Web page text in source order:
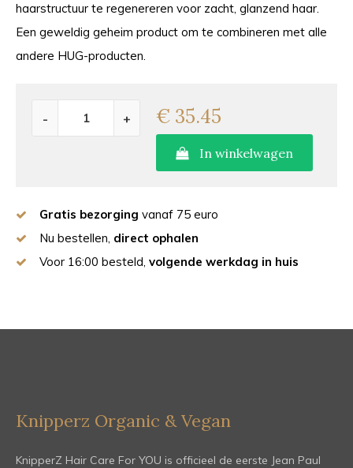
haarstructuur te regenereren voor zacht, glanzend haar.
Een geweldig geheim product om te combineren met alle
andere HUG-producten.
- + € 35.45
In winkelwagen
Gratis bezorging vanaf 75 euro
Nu bestellen, direct ophalen
Voor 16:00 besteld, volgende werkdag in huis
Knipperz Organic & Vegan
KnipperZ Hair Care For YOU is officieel de eerste Jean Paul